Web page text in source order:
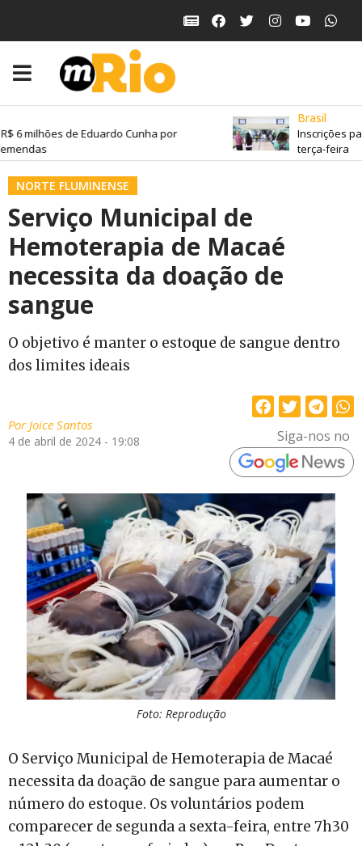
6 milhões de Eduardo Cunha por
Brasil
Inscrições
terça-feira
NORTE FLUMINENSE
Serviço Municipal de
Hemoterapia de Macaé
necessita da doação de
sangue
O objetivo é manter o estoque de sangue dentro
dos limites ideais
PorJoice Santos
4 de abril de 2024 - 19:08 Siga-nos no
Foto: Reprodução
O Serviço Municipal de Hemoterapia de Macaé
necessita da doação de sangue para aumentar o
número do estoque. Os voluntários podem
comparecer de segunda a sexta-feira, entre 7h30